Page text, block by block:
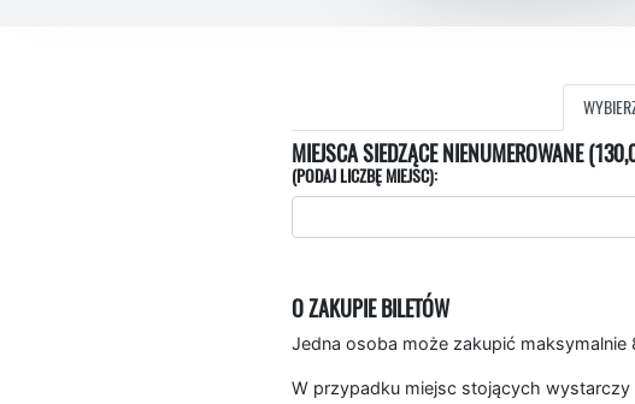
MIEJSCA SIEDZĄCE NIENUMEROWANE
(PODAJ LICZBĘ MIEJSC):
O ZAKUPIE BILETÓW
Jedna osoba może zakupić maksymalnie
W przypadku miejsc stojących